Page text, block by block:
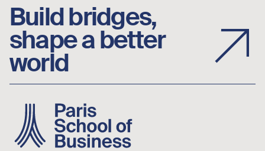
Build bridges,
shape a better
world
Image